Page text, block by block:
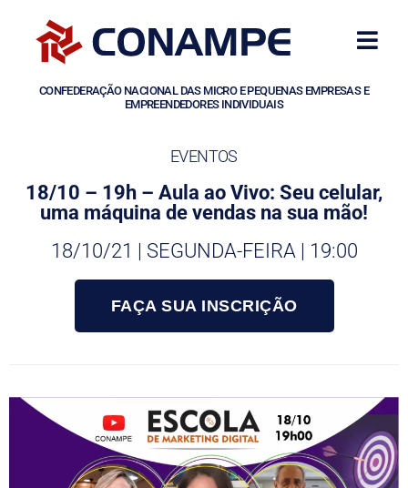
CONFEDERAÇÃO NACIONAL DAS MICRO E PEQUENAS EMPRESAS E
EMPREENDEDORES INDIVIDUAIS
EVENTOS
18/10 – 19h – Aula ao Vivo: Seu celular,
uma máquina de vendas na sua mão!
18/10/21 | SEGUNDA-FEIRA | 19:00
FAÇA SUA INSCRIÇÃO